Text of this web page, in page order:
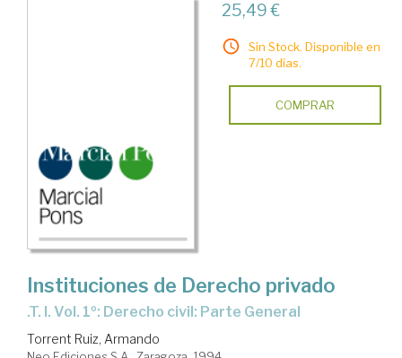
25,49 €
Sin Stock. Disponible en
7/10 días.
COMPRAR
Instituciones de Derecho privado
.T. I. Vol. 1º: Derecho civil: Parte General
Torrent Ruiz, Armando